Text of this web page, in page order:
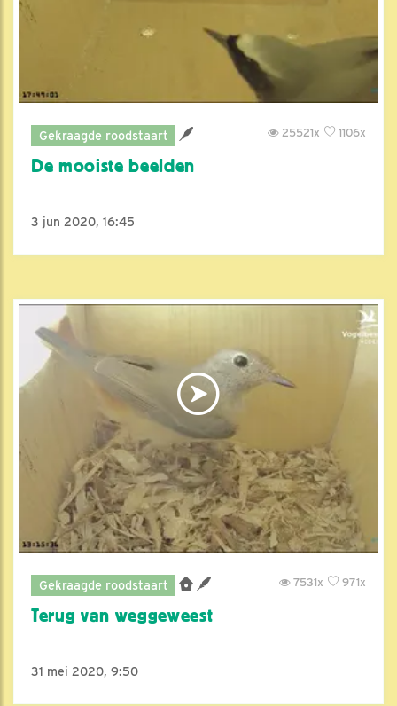
Gekraagde roodstaart 1106x
25521x
De mooiste beelden
3 jun 2020, 16:45
Gekraagde roodstaart 971x
7531x
Terug van weggeweest
31 mei 2020, 9:50